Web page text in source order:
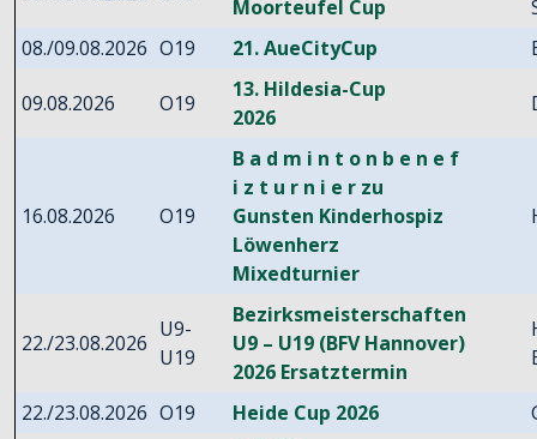
Moorteufel Cup
08./09.08.2026 O19 21. AueCityCup
09.08.2026 O19
13. Hildesia-Cup
2026
16.08.2026 O19
B a d m i n t o n b e n e f
i z t u r n i e r zu
Gunsten Kinderhospiz
Löwenherz
Mixedturnier
22./23.08.2026
U9-
U19
Bezirksmeisterschaften
U9 – U19 (BFV Hannover)
2026 Ersatztermin
22./23.08.2026 O19 Heide Cup 2026